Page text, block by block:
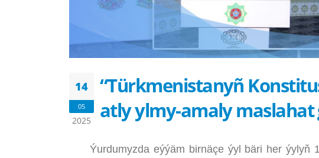
14
05
2025
“Türkmenistanyñ
atly ylmy-amaly maslahat
Ýurdumyzda eýýäm birnäçe ýyl bäri her ýylyň